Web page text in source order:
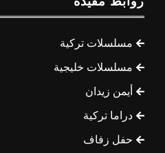
مسلسلات تركية
مسلسلات خليجية
أيمن زيدان
دراما تركية
حفل زفاف